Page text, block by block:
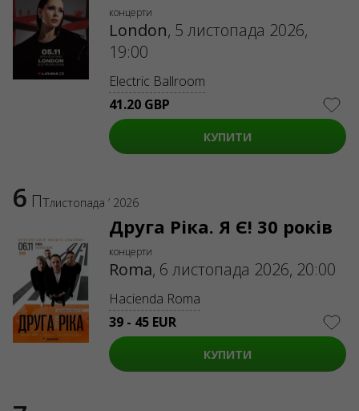
концерти
London, 5 листопада 2026,
19:00
Electric Ballroom
41.20 GBP
КУПИТИ
6 Птлистопада ’ 2026
Друга Ріка. Я Є! 30 років
концерти
Roma, 6 листопада 2026, 20:00
Hacienda Roma
39 - 45 EUR
КУПИТИ